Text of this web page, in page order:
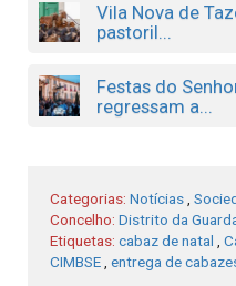
Vila Nova de
pastoril...
Festas do
regressam a...
Categorias: Notícias,
Concelho: Distrito da
Etiquetas: cabaz de natal ,
CIMBSE, entrega de